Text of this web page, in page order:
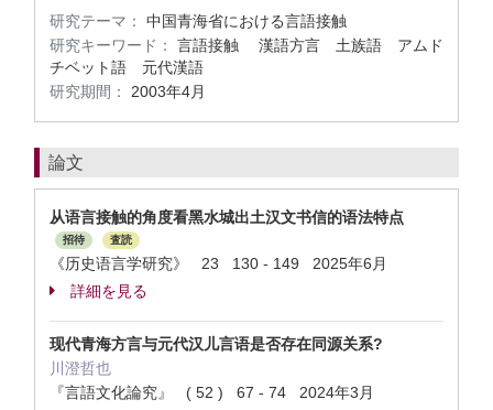
研究テーマ：
中国青海省における言語接触
研究キーワード：
言語接触 漢語方言 土族語 アムド
チベット語 元代漢語
研究期間：
2003年4月
論文
从语言接触的角度看黑水城出土汉文书信的语法特点
招待 査読
《历史语言学研究》 23 130 - 149 2025年6月
詳細を見る
现代青海方言与元代汉儿言语是否存在同源关系?
川澄哲也
『言語文化論究』 ( 52 ) 67 - 74 2024年3月